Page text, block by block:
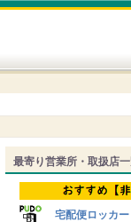
最寄り営業所・取扱店
宅配便ロッカ